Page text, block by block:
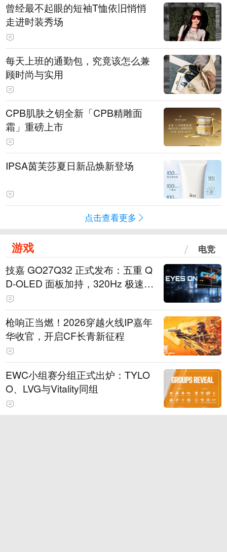
曾经最不起眼的短袖T恤依旧悄悄
走进时装秀场
每天上班的通勤包，究竟该怎么兼
顾时尚与实用
CPB肌肤之钥全新「CPB精雕面
霜」重磅上市
IPSA茵芙莎夏日新品焕新登场
点击查看更多
游戏 电竞
技嘉 GO27Q32 正式发布：五重 Q
D-OLED 面板加持，320Hz 极速与
影院级画面兼得
枪响正当燃！2026穿越火线IP嘉年
华收官，开启CF长青新征程
EWC小组赛分组正式出炉：TYLO
O、LVG与Vitality同组